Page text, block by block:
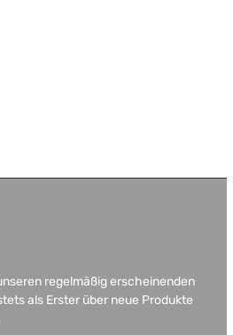
regelmäßig erscheinenden
als Erster über neue Produkte